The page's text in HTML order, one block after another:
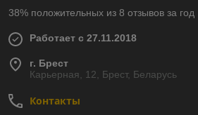
38% положительных из 8 отзывов за год
Работает с 27.11.2018
г. Брест
Карьерная, 12, Брест, Беларусь
Контакты